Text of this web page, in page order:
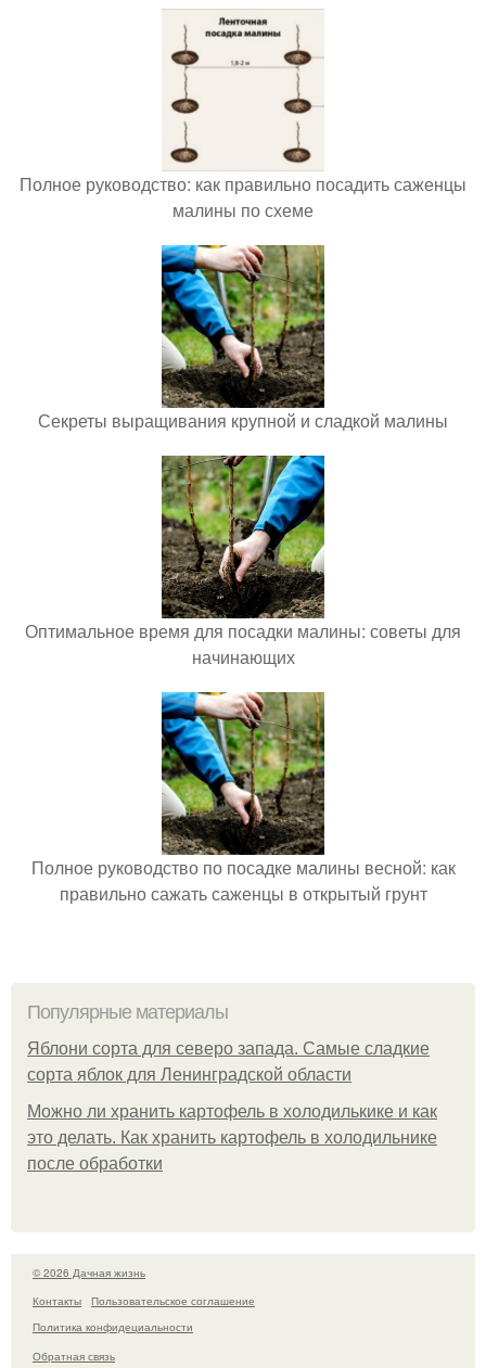
Полное руководство: как правильно посадить саженцы
малины по схеме
Секреты выращивания крупной и сладкой малины
Оптимальное время для посадки малины: советы для
начинающих
Полное руководство по посадке малины весной: как
правильно сажать саженцы в открытый грунт
Популярные материалы
Яблони сорта для северо запада. Самые сладкие
сорта яблок для Ленинградской области
Можно ли хранить картофель в холодилькике и как
это делать. Как хранить картофель в холодильнике
после обработки
© 2026 Дачная жизнь
Контакты
Пользовательское соглашение
Политика конфидециальности
Обратная связь